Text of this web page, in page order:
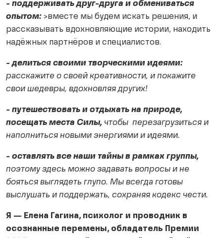
- поддерживать друг-друга и обмениваться
опытом: >вместе мы будем искать решения, и
рассказывать вдохновляющие истории, находить
надёжных партнёров и специалистов.
- делиться своими творческими идеями:
расскажите о своей креативности, и покажите
свои шедевры, вдохновляя других!
- путешествовать и отдыхать на природе,
посещать места Силы, чтобы перезагрузиться и
наполниться новыми энергиями и идеями.
- оставлять все наши тайны в рамках группы,
поэтому здесь можно задавать вопросы и не
бояться выглядеть глупо. Мы всегда готовы
выслушать и поддержать, сохраняя кодекс чести.
Я — Елена Гагина, психолог и проводник в
осознанные перемены, обладатель Премии